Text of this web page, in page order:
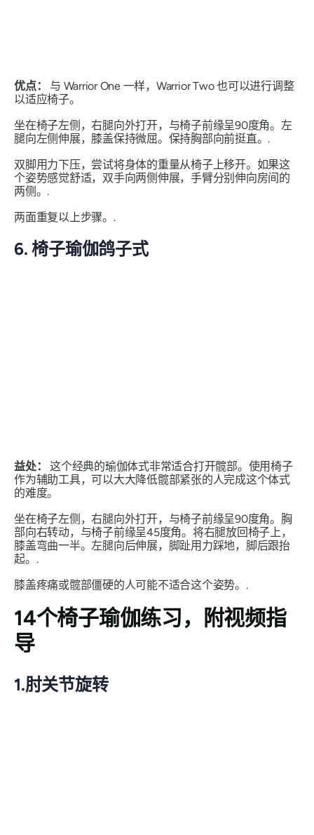
优点：
与 Warrior One 一样，Warrior Two 也可以进行调整
以适应椅子。
坐在椅子左侧，右腿向外打开，与椅子前缘呈90度角。左
腿向左侧伸展，膝盖保持微屈。保持胸部向前挺直。.
双脚用力下压，尝试将身体的重量从椅子上移开。如果这
个姿势感觉舒适，双手向两侧伸展，手臂分别伸向房间的
两侧。.
两面重复以上步骤。.
6. 椅子瑜伽鸽子式
益处：
这个经典的瑜伽体式非常适合打开髋部。使用椅子
作为辅助工具，可以大大降低髋部紧张的人完成这个体式
的难度。
坐在椅子左侧，右腿向外打开，与椅子前缘呈90度角。胸
部向右转动，与椅子前缘呈45度角。将右腿放回椅子上，
膝盖弯曲一半。左腿向后伸展，脚趾用力踩地，脚后跟抬
起。.
膝盖疼痛或髋部僵硬的人可能不适合这个姿势。.
14个椅子瑜伽练习，附视频指
导
1.肘关节旋转